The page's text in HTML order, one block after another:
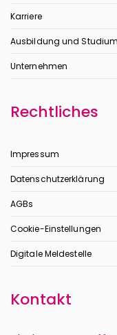
Karriere
Ausbildung und Studium
Unternehmen
Rechtliches
Impressum
Datenschutzerklärung
AGBs
Cookie-Einstellungen
Digitale Meldestelle
Kontakt